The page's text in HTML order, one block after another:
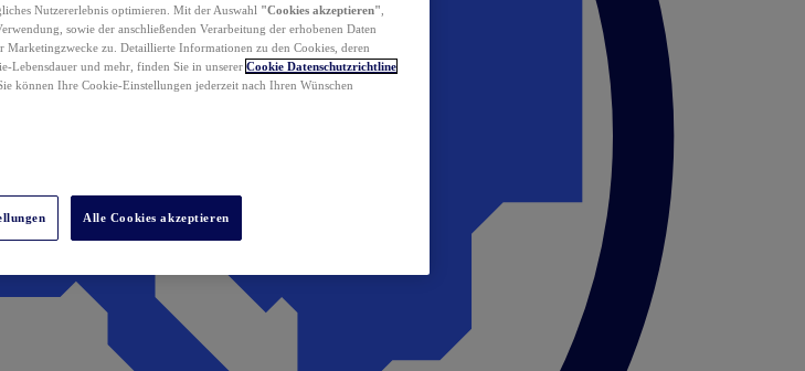
Nutzererlebnis optimieren. Mit der Auswahl "Cookies akzeptieren"
sowie der anschließenden Verarbeitung der erhobenen Daten
Marketingzwecke zu. Detaillierte Informationen zu den Cookies, deren
Lebensdauer und mehr, finden Sie in unserer Cookie Datenschutzrichtline
Sie können Ihre Cookie-Einstellungen jederzeit nach Ihren Wünschen
Alle Cookies akzeptieren